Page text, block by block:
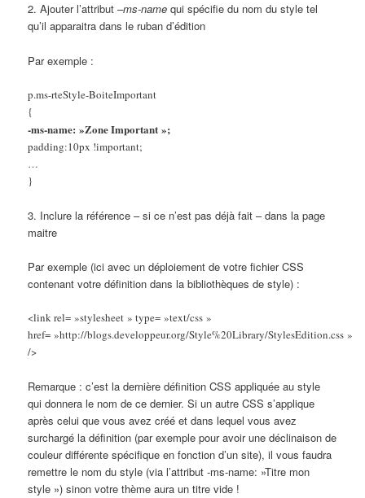
2. Ajouter l’attribut–ms-name qui spécifie du nom du style tel
qu’il apparaitra dans le ruban d’édition
Par exemple :
p.ms-rteStyle-BoiteImportant
{
-ms-name: »Zone Important »;
padding:10px !important;
…
}
3. Inclure la référence – si ce n’est pas déjà fait – dans la page
maitre
Par exemple (ici avec un déploiement de votre fichier CSS
contenant votre définition dans la bibliothèques de style) :
<link rel= »stylesheet » type= »text/css »
href= »http://blogs.developpeur.org/Style%20Library/StylesEdition.css »
/>
Remarque : c’est la dernière définition CSS appliquée au style
qui donnera le nom de ce dernier. Si un autre CSS s’applique
après celui que vous avez créé et dans lequel vous avez
surchargé la définition (par exemple pour avoir une déclinaison de
couleur différente spécifique en fonction d’un site), il vous faudra
remettre le nom du style (via l’attribut -ms-name: »Titre mon
style ») sinon votre thème aura un titre vide !